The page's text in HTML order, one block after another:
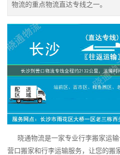
物流的重点物流直达专线之一。
晓通物流是一家专业行李搬家运输
营口搬家和行李运输服务，让您的搬